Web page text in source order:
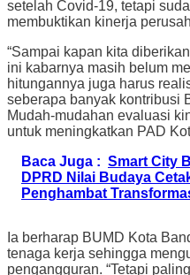
setelah Covid-19, tetapi
membuktikan kinerja
“Sampai kapan kita
ini kabarnya masih belum
hitungannya juga harus
seberapa banyak kontribusi
Mudah-mudahan evaluasi
untuk meningkatkan PAD
Baca Juga : Smart City
DPRD Nilai Budaya
Penghambat
Ia berharap BUMD Kota
tenaga kerja sehingga
pengangguran. “Tetapi